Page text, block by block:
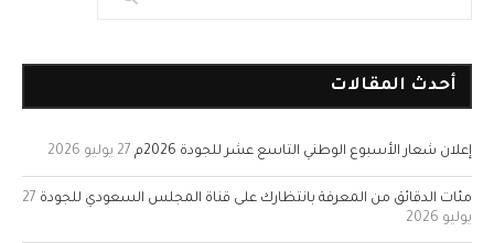
أحدث المقالات
إعلان شعار الأسبوع الوطني التاسع عشر للجودة 2026م 27 يوليو 2026
مئات الدقائق من المعرفة بانتظارك على قناة المجلس السعودي للجودة 27
يوليو 2026